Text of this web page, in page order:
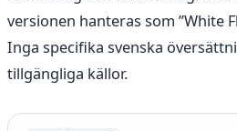
versionen hanteras som ”White
Inga specifika svenska
tillgängliga källor.